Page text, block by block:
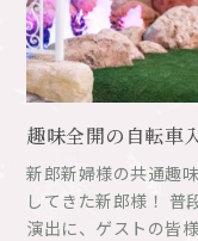
趣味全開の自転車
新郎新婦様の共通趣
してきた新郎様！ 普
演出に、ゲストの皆